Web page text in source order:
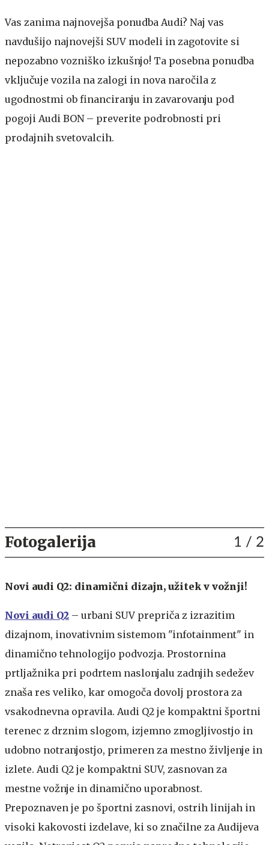
Vas zanima najnovejša ponudba Audi? Naj vas
navdušijo najnovejši SUV modeli in zagotovite si
nepozabno vozniško izkušnjo! Ta posebna ponudba
vključuje vozila na zalogi in nova naročila z
ugodnostmi ob financiranju in zavarovanju pod
pogoji Audi BON – preverite podrobnosti pri
prodajnih svetovalcih.
Fotogalerija 1 / 2
Novi audi Q2: dinamični dizajn, užitek v vožnji!
Novi audi Q2 – urbani SUV prepriča z izrazitim
dizajnom, inovativnim sistemom "infotainment" in
dinamično tehnologijo podvozja. Prostornina
prtljažnika pri podrtem naslonjalu zadnjih sedežev
znaša res veliko, kar omogoča dovolj prostora za
vsakodnevna opravila. Audi Q2 je kompaktni športni
terenec z drznim slogom, izjemno zmogljivostjo in
udobno notranjostjo, primeren za mestno življenje in
izlete. Audi Q2 je kompaktni SUV, zasnovan za
mestne vožnje in dinamično uporabnost.
Prepoznaven je po športni zasnovi, ostrih linijah in
visoki kakovosti izdelave, ki so značilne za Audijeva